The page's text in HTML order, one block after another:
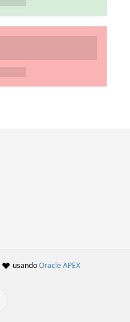
usandoOracle APEX